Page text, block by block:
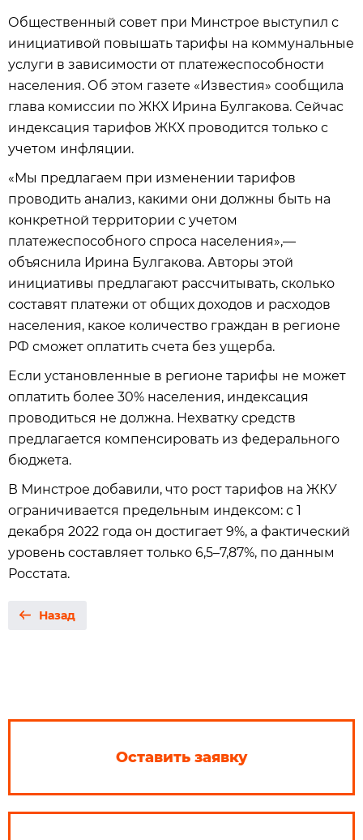
Общественный совет при Минстрое выступил с
инициативой повышать тарифы на коммунальные
услуги в зависимости от платежеспособности
населения. Об этом газете «Известия» сообщила
глава комиссии по ЖКХ Ирина Булгакова. Сейчас
индексация тарифов ЖКХ проводится только с
учетом инфляции.
«Мы предлагаем при изменении тарифов
проводить анализ, какими они должны быть на
конкретной территории с учетом
платежеспособного спроса населения»,—
объяснила Ирина Булгакова. Авторы этой
инициативы предлагают рассчитывать, сколько
составят платежи от общих доходов и расходов
населения, какое количество граждан в регионе
РФ сможет оплатить счета без ущерба.
Если установленные в регионе тарифы не может
оплатить более 30% населения, индексация
проводиться не должна. Нехватку средств
предлагается компенсировать из федерального
бюджета.
В Минстрое добавили, что рост тарифов на ЖКУ
ограничивается предельным индексом: с 1
декабря 2022 года он достигает 9%, а фактический
уровень составляет только 6,5–7,87%, по данным
Росстата.
Назад
Оставить заявку